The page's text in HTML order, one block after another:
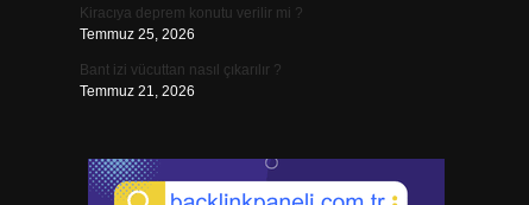
Kiracıya deprem konutu verilir mi ?
Temmuz 25, 2026
Bant izi vücuttan nasıl çıkarılır ?
Temmuz 21, 2026